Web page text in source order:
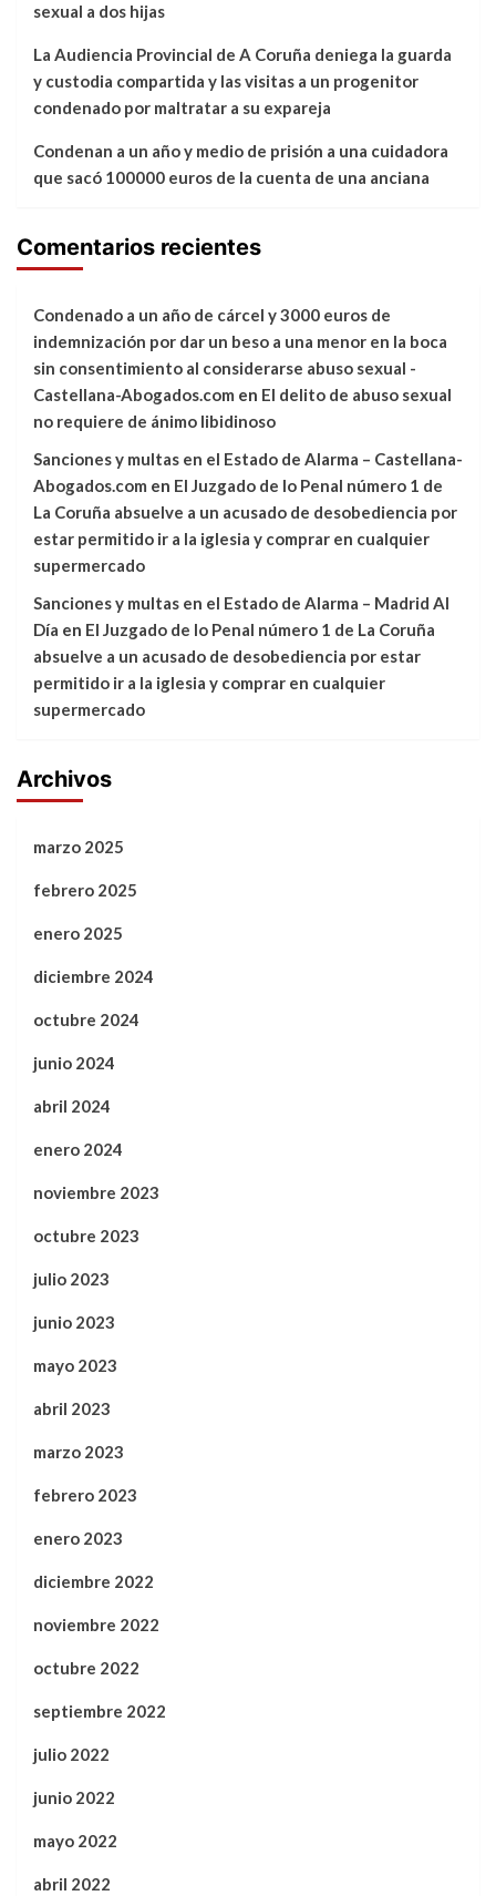
sexual a dos hijas
La Audiencia Provincial de A Coruña deniega la guarda
y custodia compartida y las visitas a un progenitor
condenado por maltratar a su expareja
Condenan a un año y medio de prisión a una cuidadora
que sacó 100000 euros de la cuenta de una anciana
Comentarios recientes
Condenado a un año de cárcel y 3000 euros de
indemnización por dar un beso a una menor en la boca
sin consentimiento al considerarse abuso sexual -
Castellana-Abogados.com en El delito de abuso sexual
no requiere de ánimo libidinoso
Sanciones y multas en el Estado de Alarma – Castellana-
Abogados.com en El Juzgado de lo Penal número 1 de
La Coruña absuelve a un acusado de desobediencia por
estar permitido ir a la iglesia y comprar en cualquier
supermercado
Sanciones y multas en el Estado de Alarma – Madrid Al
Día en El Juzgado de lo Penal número 1 de La Coruña
absuelve a un acusado de desobediencia por estar
permitido ir a la iglesia y comprar en cualquier
supermercado
Archivos
marzo 2025
febrero 2025
enero 2025
diciembre 2024
octubre 2024
junio 2024
abril 2024
enero 2024
noviembre 2023
octubre 2023
julio 2023
junio 2023
mayo 2023
abril 2023
marzo 2023
febrero 2023
enero 2023
diciembre 2022
noviembre 2022
octubre 2022
septiembre 2022
julio 2022
junio 2022
mayo 2022
abril 2022